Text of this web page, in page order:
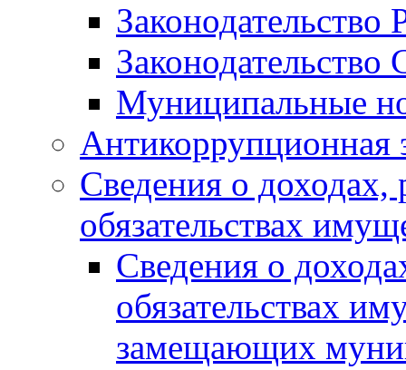
Законодательство
Муниципальные
Антикоррупционная
Сведения о доходах,
обязательствах
Сведения о
обязательствах
замещающих